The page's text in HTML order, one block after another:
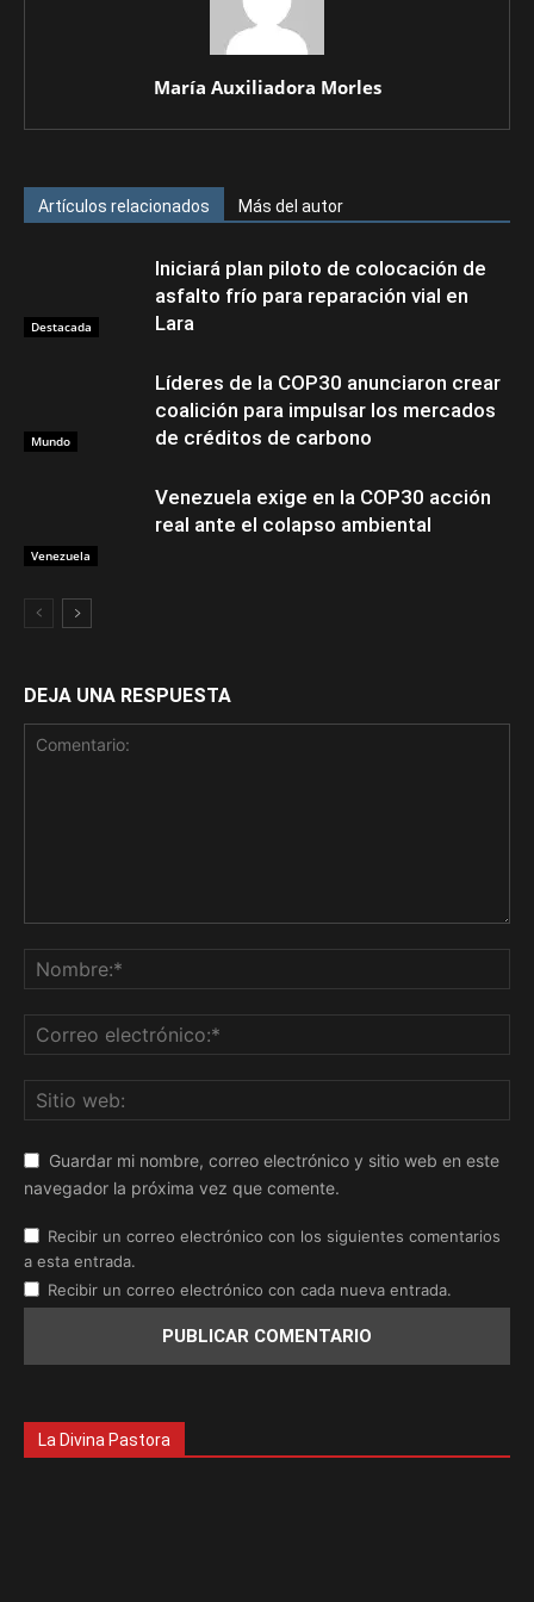
María Auxiliadora Morles
Artículos relacionados Más del autor
Destacada
Iniciará plan piloto de colocación de
asfalto frío para reparación vial en
Lara
Mundo
Líderes de la COP30 anunciaron crear
coalición para impulsar los mercados
de créditos de carbono
Venezuela
Venezuela exige en la COP30 acción
real ante el colapso ambiental
DEJA UNA RESPUESTA
Guardar mi nombre, correo electrónico y sitio web en este
navegador la próxima vez que comente.
Recibir un correo electrónico con los siguientes comentarios
a esta entrada.
Recibir un correo electrónico con cada nueva entrada.
La Divina Pastora